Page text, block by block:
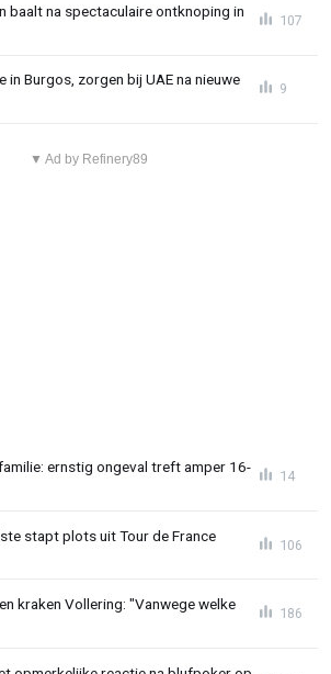
baalt na spectaculaire ontknoping in
107
in Burgos, zorgen bij UAE na nieuwe
9
▼ Ad by Refinery89
ernstig ongeval treft amper 16-
14
stapt plots uit Tour de France
106
kraken Vollering: "Vanwege welke
186